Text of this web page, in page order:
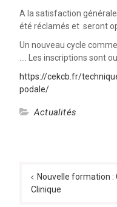
A la satisfaction
été réclamés et seront
Un nouveau cycle
…. Les inscriptions sont
https://cekcb.fr/
podale/
Actualités
de
l’article
Nouvelle formation :
Clinique